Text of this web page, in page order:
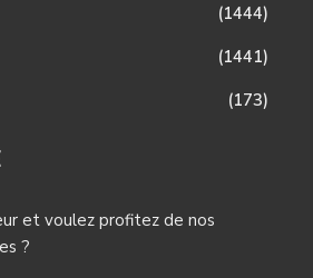
(1444)
(1441)
(173)
et voulez profitez de nos
?